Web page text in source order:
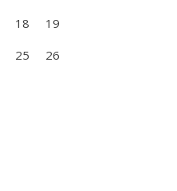
18
19
25
26